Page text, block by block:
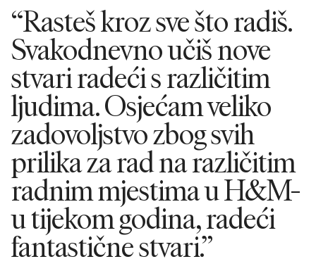
“Rasteš kroz sve što radiš.
Svakodnevno učiš nove
stvari radeći s različitim
ljudima. Osjećam veliko
zadovoljstvo zbog svih
prilika za rad na različitim
radnim mjestima u H&M-
u tijekom godina, radeći
fantastične stvari.”